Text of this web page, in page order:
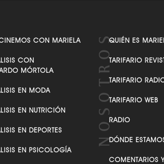
CON MARIELA
CON
MÓRTOLA
EN MODA
EN NUTRICIÓN
EN DEPORTES
EN PSICOLOGÍA
QUIÉN ES
TARIFARIO
TARIFARIO
TARIFARIO WEB
RADIO
DÓNDE
COMENTARIOS